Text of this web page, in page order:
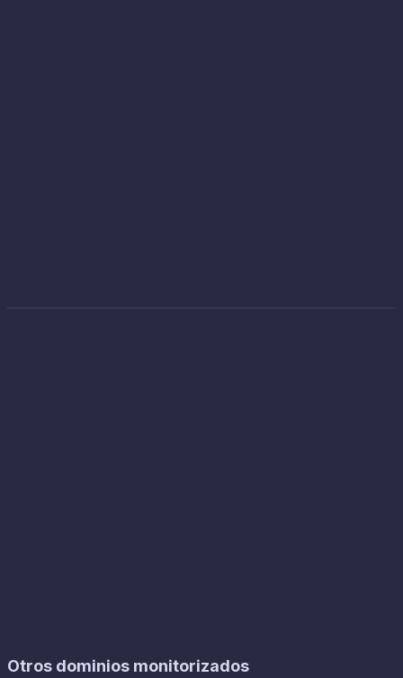
Otros dominios monitorizados